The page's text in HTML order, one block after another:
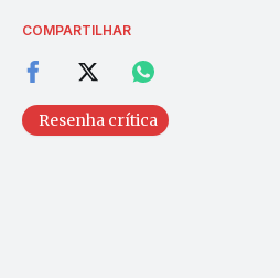
COMPARTILHAR
Resenha crítica